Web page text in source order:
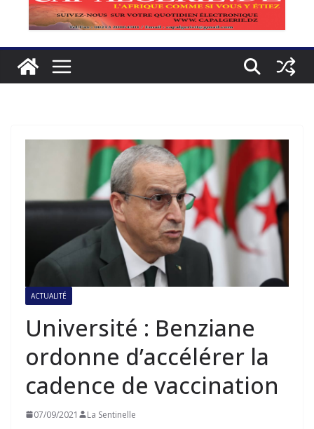
ACTUALITÉ
Université : Benziane
ordonne d’accélérer la
cadence de vaccination
07/09/2021 La Sentinelle